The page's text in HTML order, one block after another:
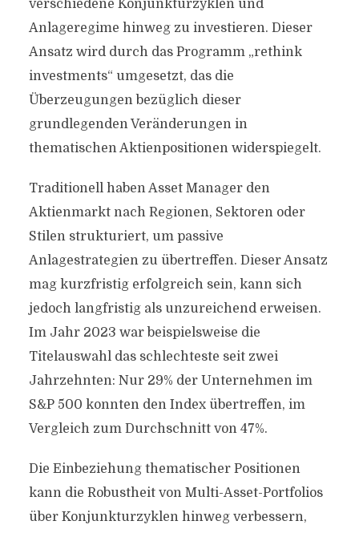
verschiedene Konjunkturzyklen und
Anlageregime hinweg zu investieren. Dieser
Ansatz wird durch das Programm „rethink
investments“ umgesetzt, das die
Überzeugungen bezüglich dieser
grundlegenden Veränderungen in
thematischen Aktienpositionen widerspiegelt.
Traditionell haben Asset Manager den
Aktienmarkt nach Regionen, Sektoren oder
Stilen strukturiert, um passive
Anlagestrategien zu übertreffen. Dieser Ansatz
mag kurzfristig erfolgreich sein, kann sich
jedoch langfristig als unzureichend erweisen.
Im Jahr 2023 war beispielsweise die
Titelauswahl das schlechteste seit zwei
Jahrzehnten: Nur 29% der Unternehmen im
S&P 500 konnten den Index übertreffen, im
Vergleich zum Durchschnitt von 47%.
Die Einbeziehung thematischer Positionen
kann die Robustheit von Multi-Asset-Portfolios
über Konjunkturzyklen hinweg verbessern,